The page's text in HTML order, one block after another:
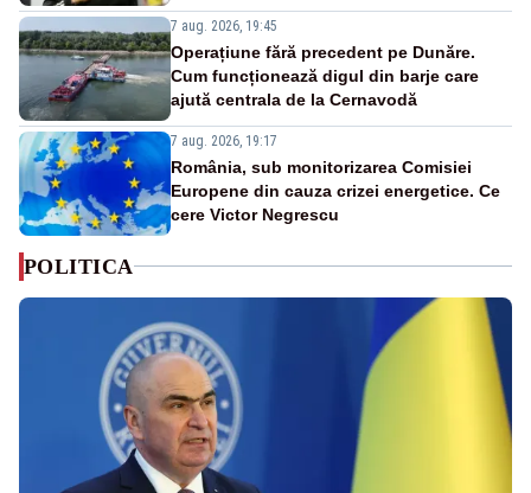
7 aug. 2026, 19:45
Operațiune fără precedent pe Dunăre.
Cum funcționează digul din barje care
ajută centrala de la Cernavodă
7 aug. 2026, 19:17
România, sub monitorizarea Comisiei
Europene din cauza crizei energetice. Ce
cere Victor Negrescu
POLITICA